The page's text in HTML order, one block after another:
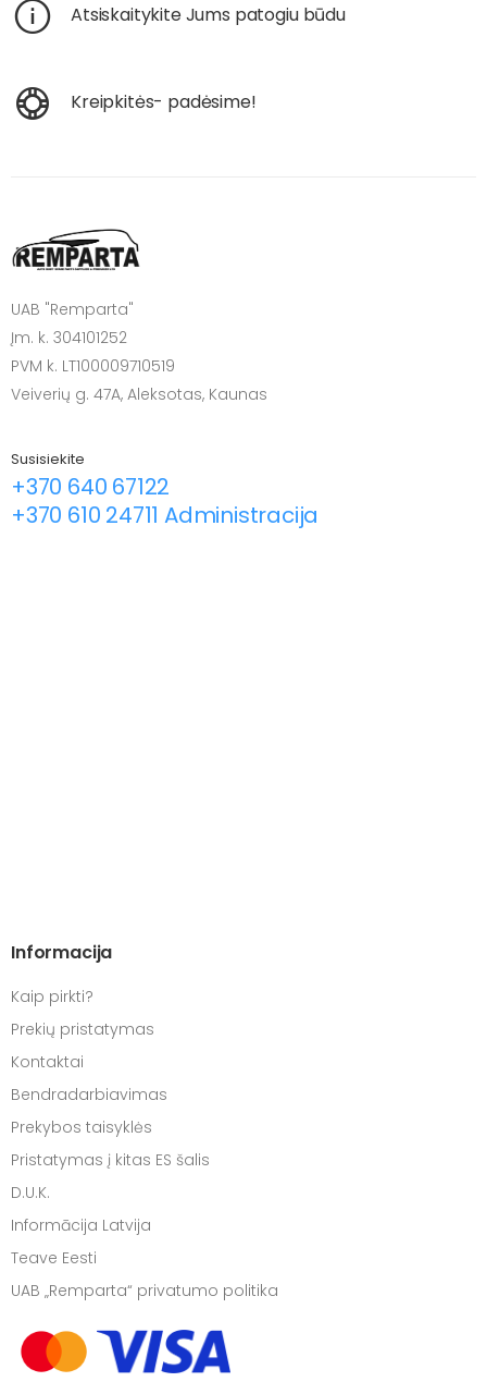
Atsiskaitykite Jums patogiu būdu
Kreipkitės- padėsime!
UAB "Remparta"
Įm. k. 304101252
PVM k. LT100009710519
Veiverių g. 47A, Aleksotas, Kaunas
Susisiekite
+370 640 67122
+370 610 24711 Administracija
Informacija
Kaip pirkti?
Prekių pristatymas
Kontaktai
Bendradarbiavimas
Prekybos taisyklės
Pristatymas į kitas ES šalis
D.U.K.
Informācija Latvija
Teave Eesti
UAB „Remparta“ privatumo politika